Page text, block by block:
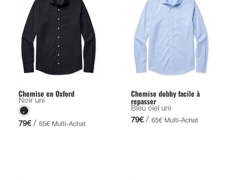
Chemise en Oxford
Noir uni
79€ / 65€ Multi-Achat
Chemise dobby facile à
repasser
Bleu ciel uni
79€ / 65€ Multi-Achat